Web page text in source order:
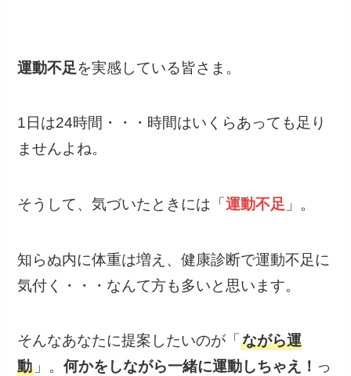
運動不足を実感している皆さま。
1日は24時間・・・時間はいくらあっても足り
ませんよね。
そうして、気づいたときには「運動不足 」。
知らぬ内に体重は増え、健康診断で運動不足に
気付く・・・なんて方も多いと思います。
そんなあなたに提案したいのが「ながら運
動 」。何かをしながら一緒に運動しちゃえ！ っ